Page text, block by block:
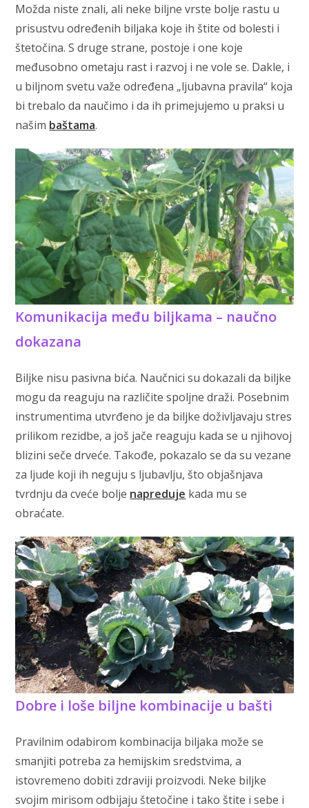
Možda niste znali, ali neke biljne vrste bolje rastu u
prisustvu određenih biljaka koje ih štite od bolesti i
štetočina. S druge strane, postoje i one koje
međusobno ometaju rast i razvoj i ne vole se. Dakle, i
u biljnom svetu važe određena „ljubavna pravila“ koja
bi trebalo da naučimo i da ih primejujemo u praksi u
našim baštama.
Komunikacija među biljkama – naučno
dokazana
Biljke nisu pasivna bića. Naučnici su dokazali da biljke
mogu da reaguju na različite spoljne draži. Posebnim
instrumentima utvrđeno je da biljke doživljavaju stres
prilikom rezidbe, a još jače reaguju kada se u njihovoj
blizini seče drveće. Takođe, pokazalo se da su vezane
za ljude koji ih neguju s ljubavlju, što objašnjava
tvrdnju da cveće bolje napreduje kada mu se
obraćate.
Dobre i loše biljne kombinacije u bašti
Pravilnim odabirom kombinacija biljaka može se
smanjiti potreba za hemijskim sredstvima, a
istovremeno dobiti zdraviji proizvodi. Neke biljke
svojim mirisom odbijaju štetočine i tako štite i sebe i